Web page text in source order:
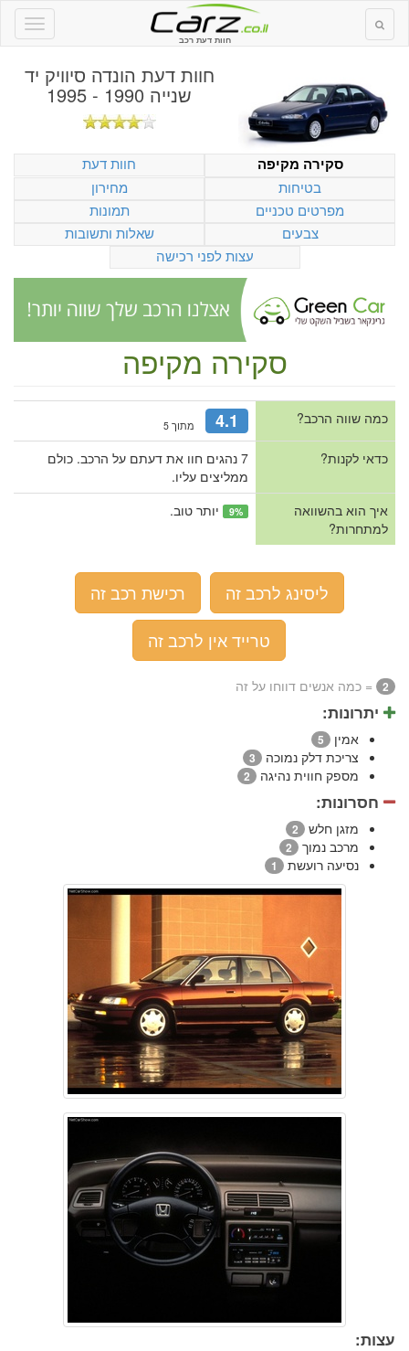
חוות דעת רכב
חוות דעת הונדה סיוויק יד
שנייה 1990 - 1995
סקירה מקיפה
חוות דעת
בטיחות
מחירון
מפרטים טכניים
תמונות
צבעים
שאלות ותשובות
עצות לפני רכישה
סקירה מקיפה
כמה שווה הרכב? 4.1 מתוך 5
כדאי לקנות?
7 נהגים חוו את דעתם על הרכב. כולם
ממליצים עליו.
איך הוא בהשוואה
למתחרות?
9% יותר טוב.
ליסינג לרכב זה
רכישת רכב זה
טרייד אין לרכב זה
2 = כמה אנשים דווחו על זה
יתרונות:
אמין 5
צריכת דלק נמוכה 3
מספק חווית נהיגה 2
חסרונות:
מזגן חלש 2
מרכב נמוך 2
נסיעה רועשת 1
עצות: